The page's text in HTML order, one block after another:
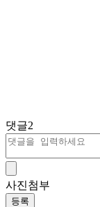
댓글2
사진첨부
등록